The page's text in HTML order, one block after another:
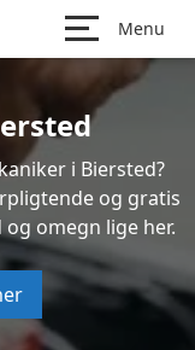
Menu
i Biersted?
og gratis
omegn lige her.